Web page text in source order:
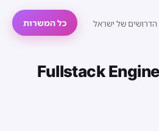
הדרושים של ישראל כל המשרות
Fullstack